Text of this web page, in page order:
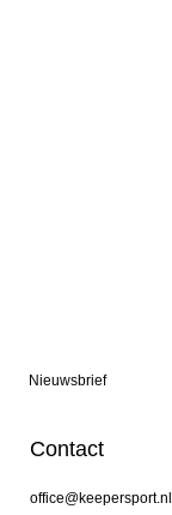
Nieuwsbrief
Contact
office@keepersport.nl